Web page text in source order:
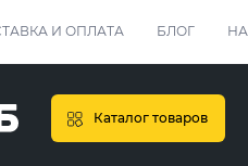
И ОПЛАТА БЛОГ
Каталог товаров